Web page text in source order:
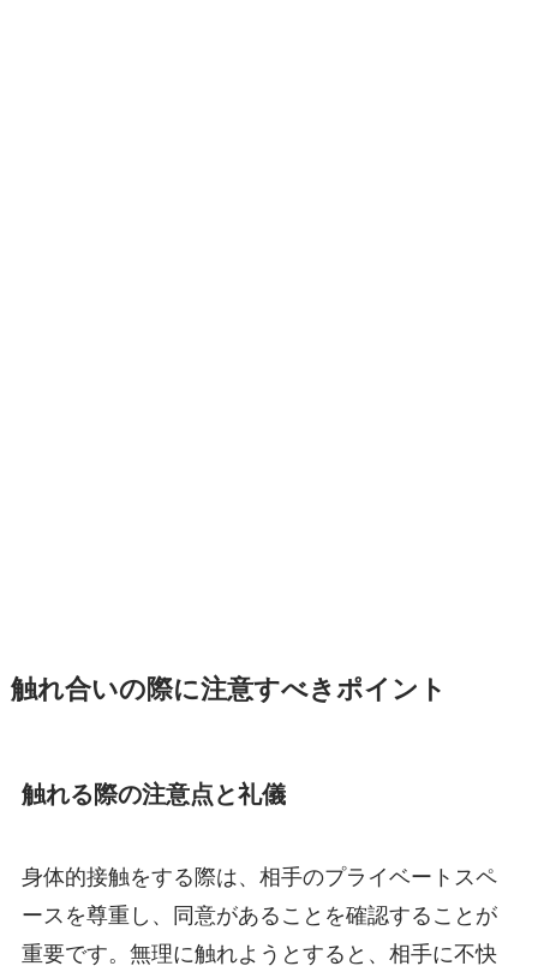
触れ合いの際に注意すべきポイント
触れる際の注意点と礼儀
身体的接触をする際は、相手のプライベートスペ
ースを尊重し、同意があることを確認することが
重要です。無理に触れようとすると、相手に不快